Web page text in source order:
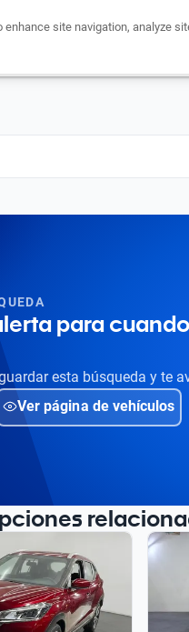
Compra un
para
esta búsqueda y te
Ver página de vehículos
enhance site navigation, analyze